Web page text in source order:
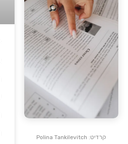
קרדיט: Polina Tankilevitch